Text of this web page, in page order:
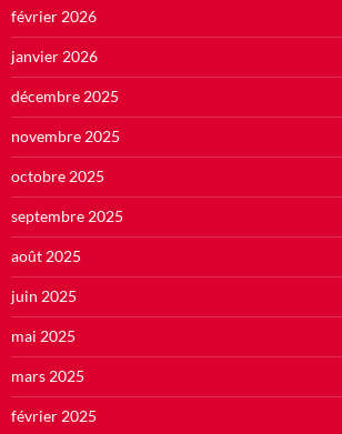
février 2026
janvier 2026
décembre 2025
novembre 2025
octobre 2025
septembre 2025
août 2025
juin 2025
mai 2025
mars 2025
février 2025